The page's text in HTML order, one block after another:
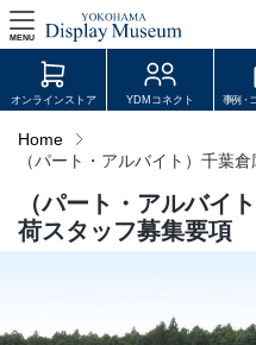
MENU
ログイン・会員登録
オンラインストア
オンラインストア YDMコネクト 事例・
Home
（パート・アルバイト）千葉
（パート・アルバイ
荷スタッフ募集要項